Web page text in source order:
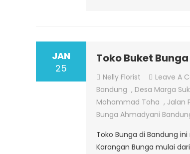
JAN
25
Toko Buket
Nelly Florist Leave A
Bandung , Desa Marga
Mohammad Toha , Jalan
Bunga Ahmadyani
Toko Bunga di Bandung
Karangan Bunga mulai